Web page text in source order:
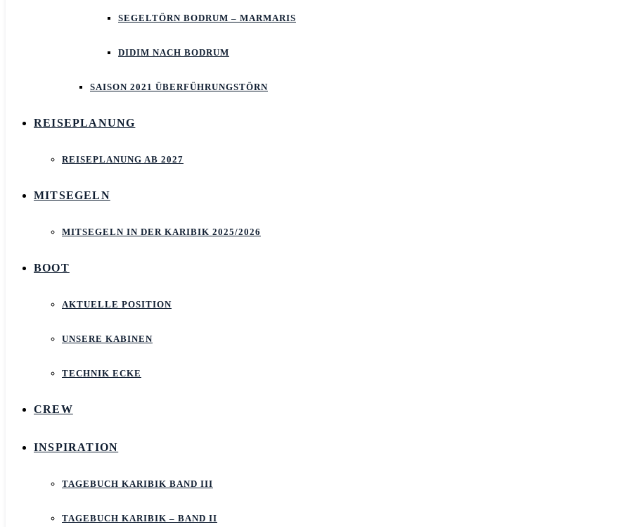
SEGELTÖRN BODRUM – MARMARIS
DIDIM NACH BODRUM
SAISON 2021 ÜBERFÜHRUNGSTÖRN
REISEPLANUNG
REISEPLANUNG AB 2027
MITSEGELN
MITSEGELN IN DER KARIBIK 2025/2026
BOOT
AKTUELLE POSITION
UNSERE KABINEN
TECHNIK ECKE
CREW
INSPIRATION
TAGEBUCH KARIBIK BAND III
TAGEBUCH KARIBIK – BAND II